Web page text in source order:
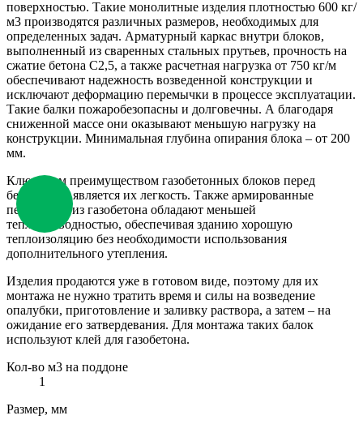
поверхностью. Такие монолитные изделия плотностью 600 кг/
м3 производятся различных размеров, необходимых для
определенных задач. Арматурный каркас внутри блоков,
выполненный из сваренных стальных прутьев, прочность на
сжатие бетона С2,5, а также расчетная нагрузка от 750 кг/м
обеспечивают надежность возведенной конструкции и
исключают деформацию перемычки в процессе эксплуатации.
Такие балки пожаробезопасны и долговечны. А благодаря
сниженной массе они оказывают меньшую нагрузку на
конструкции. Минимальная глубина опирания блока – от 200
мм.
Ключевым преимуществом газобетонных блоков перед
бетонными является их легкость. Также армированные
перемычки из газобетона обладают меньшей
теплопроводностью, обеспечивая зданию хорошую
теплоизоляцию без необходимости использования
дополнительного утепления.
Изделия продаются уже в готовом виде, поэтому для их
монтажа не нужно тратить время и силы на возведение
опалубки, приготовление и заливку раствора, а затем – на
ожидание его затвердевания. Для монтажа таких балок
используют клей для газобетона.
Кол-во м3 на поддоне
1
Размер, мм